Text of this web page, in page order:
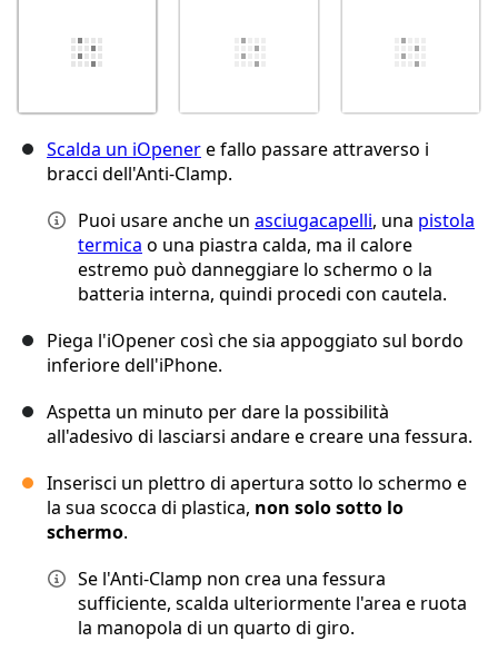
Scalda un iOpenere fallo passare attraverso i
bracci dell'Anti-Clamp.
Puoi usare anche un asciugacapelli, una pistola
termica o una piastra calda, ma il calore
estremo può danneggiare lo schermo o la
batteria interna, quindi procedi con cautela.
Piega l'iOpener così che sia appoggiato sul bordo
inferiore dell'iPhone.
Aspetta un minuto per dare la possibilità
all'adesivo di lasciarsi andare e creare una fessura.
Inserisci un plettro di apertura sotto lo schermo e
la sua scocca di plastica, non solo sotto lo
schermo.
Se l'Anti-Clamp non crea una fessura
sufficiente, scalda ulteriormente l'area e ruota
la manopola di un quarto di giro.